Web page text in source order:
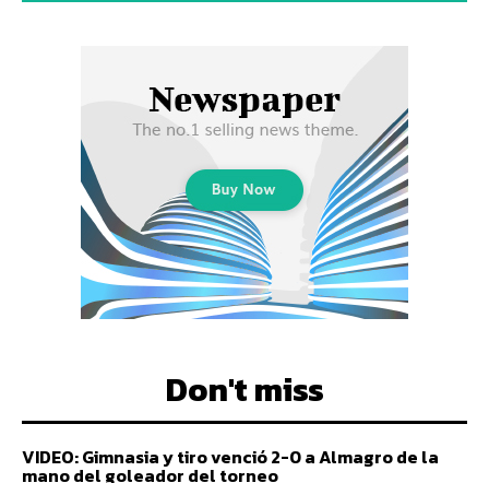
Don't miss
VIDEO: Gimnasia y tiro venció 2-0 a Almagro de la
mano del goleador del torneo